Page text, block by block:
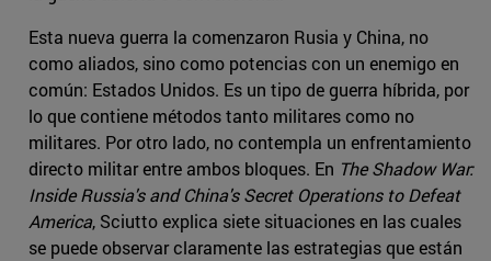
Esta nueva guerra la comenzaron Rusia y China, no
como aliados, sino como potencias con un enemigo en
común: Estados Unidos. Es un tipo de guerra híbrida, por
lo que contiene métodos tanto militares como no
militares. Por otro lado, no contempla un enfrentamiento
directo militar entre ambos bloques. En The Shadow War:
Inside Russia's and China's Secret Operations to Defeat
America, Sciutto explica siete situaciones en las cuales
se puede observar claramente las estrategias que están